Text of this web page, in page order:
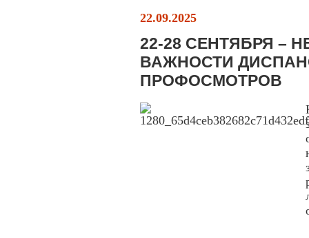
22.09.2025
22-28 СЕНТЯБРЯ –
ВАЖНОСТИ
ПРОФОСМОТРОВ